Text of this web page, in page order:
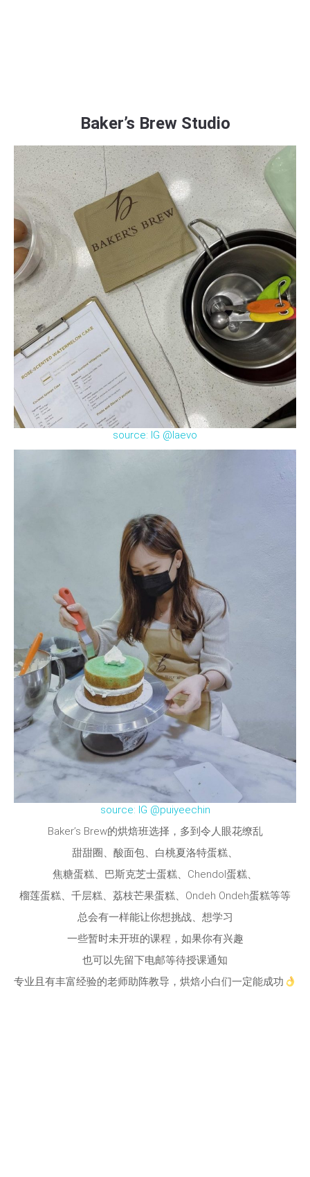
Baker’s Brew Studio
source: IG @laevo
source: IG @puiyeechin
Baker’s Brew的烘焙班选择，多到令人眼花缭乱
甜甜圈、酸面包、白桃夏洛特蛋糕、
焦糖蛋糕、巴斯克芝士蛋糕、Chendol蛋糕、
榴莲蛋糕、千层糕、荔枝芒果蛋糕、Ondeh Ondeh蛋糕等等
总会有一样能让你想挑战、想学习
一些暂时未开班的课程，如果你有兴趣
也可以先留下电邮等待授课通知
专业且有丰富经验的老师助阵教导，烘焙小白们一定能成功